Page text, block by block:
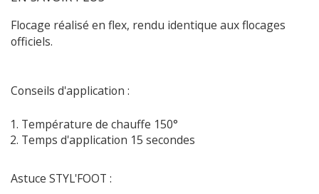
Flocage réalisé en flex, rendu identique aux flocages
officiels.
Conseils d'application :
Température de chauffe 150°
Temps d'application 15 secondes
Astuce STYL'FOOT :